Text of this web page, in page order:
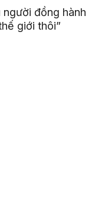
đồng hành
giới thôi”